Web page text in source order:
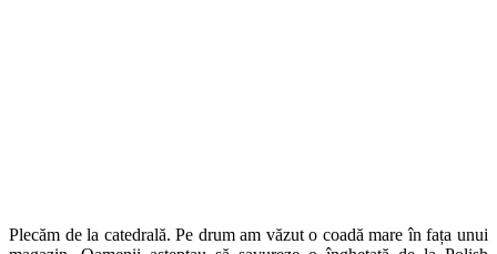
Plecăm de la catedrală. Pe drum am văzut o coadă mare în fața unui